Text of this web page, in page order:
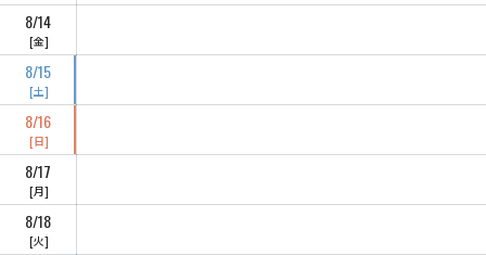
8/14
金
8/15
土
8/16
日
8/17
月
8/18
火